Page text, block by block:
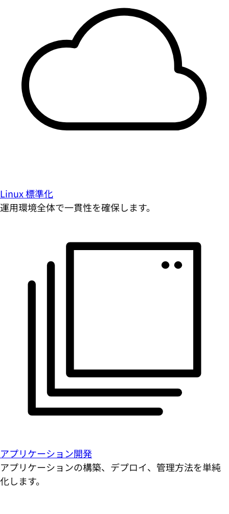
Linux 標準化
運用環境全体で一貫性を確保します。
アプリケーション開発
アプリケーションの構築、デプロイ、管理方法を単純
化します。